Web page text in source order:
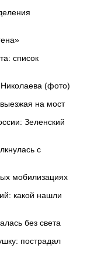
список
(фото)
на мост
Зеленский
с
мобилизациях
какой нашли
без света
пострадал